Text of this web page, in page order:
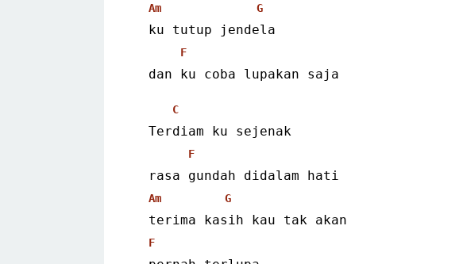
Am G
ku tutup jendela
F
dan ku coba lupakan saja
C
Terdiam ku sejenak
F
rasa gundah didalam hati
Am G
terima kasih kau tak akan
F